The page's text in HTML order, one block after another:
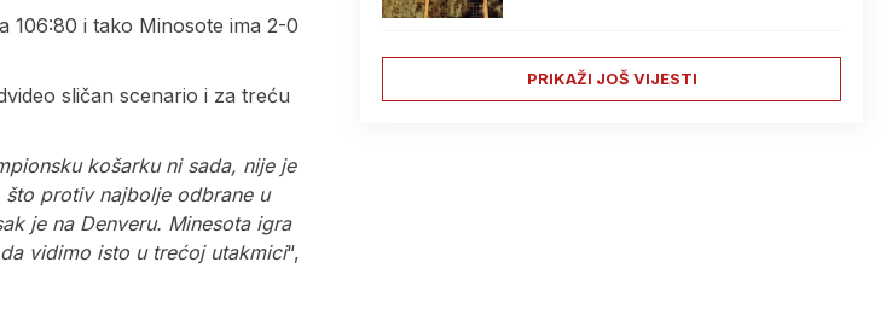
106:80 i tako Minosote ima 2-0
sličan scenario i za treću
košarku ni sada, nije je
protiv najbolje odbrane u
je na Denveru. Minesota igra
vidimo isto u trećoj utakmici“,
PRIKAŽI JOŠ VIJESTI